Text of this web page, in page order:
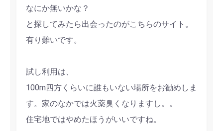
なにか無いかな？
と探してみたら出会ったのがこちらのサイト。
有り難いです。
試し利用は、
100m四方くらいに誰もいない場所をお勧めしま
す。家のなかでは火薬臭くなりますし。。
住宅地ではやめたほうがいいですね。